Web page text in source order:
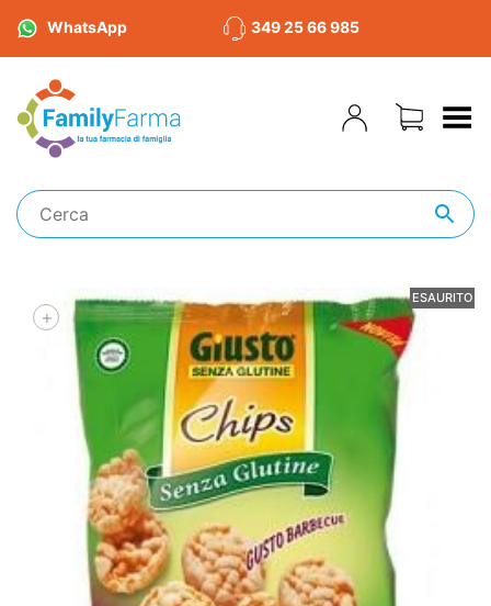
WhatsApp 349 25 66 985
Toggle Menu
ESAURITO
+